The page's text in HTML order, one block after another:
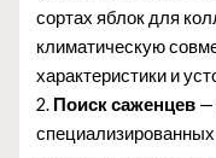
сортах яблок для
климатическую
характеристики и
2. Поиск саженцев —